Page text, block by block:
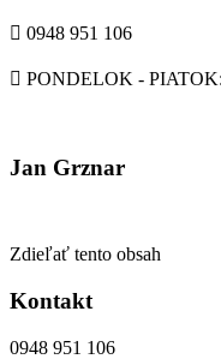
0948 951 106
PONDELOK -
Jan Grznar
Zdieľať tento obsah
Kontakt
0948 951 106